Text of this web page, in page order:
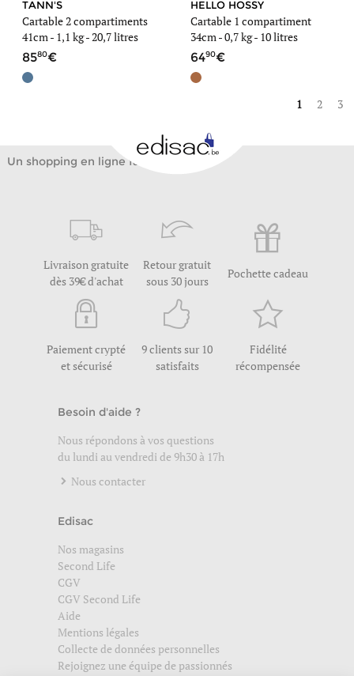
TANN'S
Cartable 2 compartiments
41cm - 1,1 kg- 20,7 litres
8580
HELLO HOSSY
Cartable 1 compartiment
34cm -0,7 kg- 10 litres
6490
1 2 3
Un shopping en ligne facile
Livraison gratuite
dès 39€ d'achat
Retour gratuit
sous 30 jours
Pochette cadeau
Paiement crypté
et sécurisé
9 clients sur 10
satisfaits
Fidélité
récompensée
Besoin d'aide ?
Nous répondons à vos questions
du lundi au vendredi de 9h30 à 17h
Nous contacter
Edisac
Nos magasins
Second Life
CGV
CGV Second Life
Aide
Mentions légales
Collecte de données personnelles
Rejoignez une équipe de passionnés